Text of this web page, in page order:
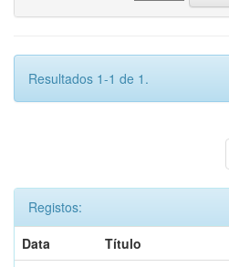
Resultados 1-1 de 1.
Registos:
Data
Título